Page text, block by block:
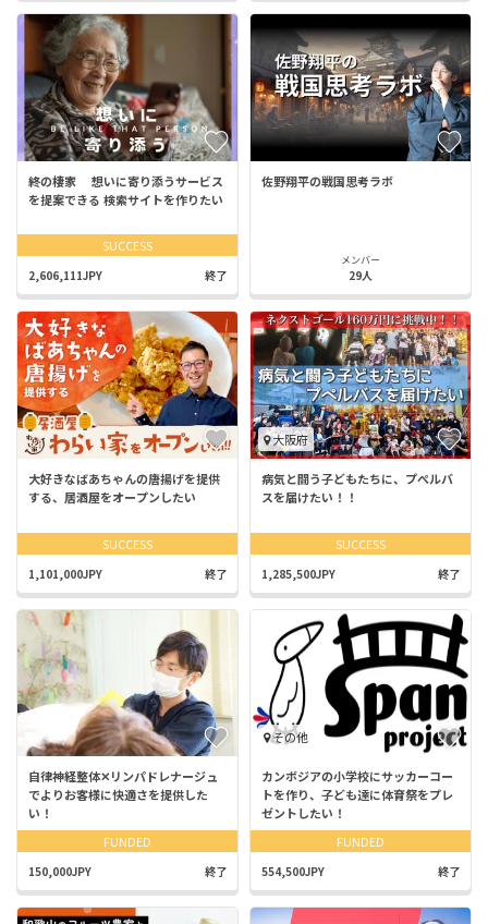
終の棲家 想いに寄り添うサービス
を提案できる 検索サイトを作りたい
SUCCESS
2,606,111JPY 終了
佐野翔平の戦国思考ラボ
メンバー
29人
大好きなばあちゃんの唐揚げを提供
する、居酒屋をオープンしたい
SUCCESS
1,101,000JPY 終了
大阪府
病気と闘う子どもたちに、プぺルバ
スを届けたい！！
SUCCESS
1,285,500JPY 終了
自律神経整体✕リンパドレナージュ
でよりお客様に快適さを提供した
い！
FUNDED
150,000JPY 終了
その他
カンボジアの小学校にサッカーコー
トを作り、子ども達に体育祭をプレ
ゼントしたい！
FUNDED
554,500JPY 終了